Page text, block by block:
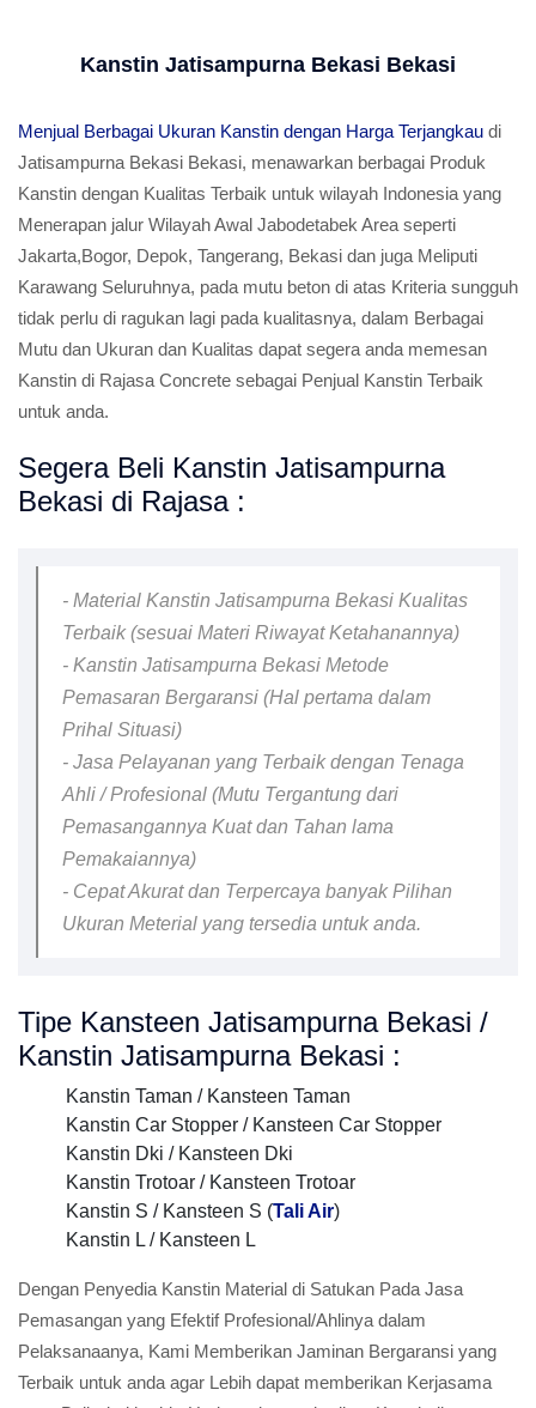
Kanstin Jatisampurna Bekasi Bekasi
Menjual Berbagai Ukuran Kanstin dengan Harga Terjangkau di
Jatisampurna Bekasi Bekasi, menawarkan berbagai Produk
Kanstin dengan Kualitas Terbaik untuk wilayah Indonesia yang
Menerapan jalur Wilayah Awal Jabodetabek Area seperti
Jakarta,Bogor, Depok, Tangerang, Bekasi dan juga Meliputi
Karawang Seluruhnya, pada mutu beton di atas Kriteria sungguh
tidak perlu di ragukan lagi pada kualitasnya, dalam Berbagai
Mutu dan Ukuran dan Kualitas dapat segera anda memesan
Kanstin di Rajasa Concrete sebagai Penjual Kanstin Terbaik
untuk anda.
Segera Beli Kanstin Jatisampurna
Bekasi di Rajasa :
- Material Kanstin Jatisampurna Bekasi Kualitas
Terbaik (sesuai Materi Riwayat Ketahanannya)
- Kanstin Jatisampurna Bekasi Metode
Pemasaran Bergaransi (Hal pertama dalam
Prihal Situasi)
- Jasa Pelayanan yang Terbaik dengan Tenaga
Ahli / Profesional (Mutu Tergantung dari
Pemasangannya Kuat dan Tahan lama
Pemakaiannya)
- Cepat Akurat dan Terpercaya banyak Pilihan
Ukuran Meterial yang tersedia untuk anda.
Tipe Kansteen Jatisampurna Bekasi /
Kanstin Jatisampurna Bekasi :
Kanstin Taman / Kansteen Taman
Kanstin Car Stopper / Kansteen Car Stopper
Kanstin Dki / Kansteen Dki
Kanstin Trotoar / Kansteen Trotoar
Kanstin S / Kansteen S (Tali Air)
Kanstin L / Kansteen L
Dengan Penyedia Kanstin Material di Satukan Pada Jasa
Pemasangan yang Efektif Profesional/Ahlinya dalam
Pelaksanaanya, Kami Memberikan Jaminan Bergaransi yang
Terbaik untuk anda agar Lebih dapat memberikan Kerjasama